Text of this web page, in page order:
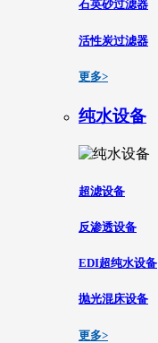
石英砂过滤器
活性炭过滤器
更多>
纯水设备
超滤设备
反渗透设备
EDI超纯水设备
抛光混床设备
更多>